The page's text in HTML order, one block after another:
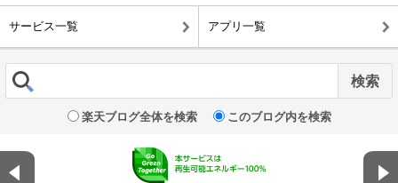
サービス一覧 アプリ一覧
楽天ブログ全体を検索 このブログ内を検索